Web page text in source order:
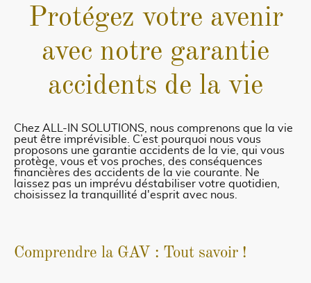
Protégez votre avenir
avec notre garantie
accidents de la vie
Chez ALL-IN SOLUTIONS, nous comprenons que la vie
peut être imprévisible. C’est pourquoi nous vous
proposons une garantie accidents de la vie, qui vous
protège, vous et vos proches, des conséquences
financières des accidents de la vie courante. Ne
laissez pas un imprévu déstabiliser votre quotidien,
choisissez la tranquillité d'esprit avec nous.
Comprendre la GAV : Tout savoir !